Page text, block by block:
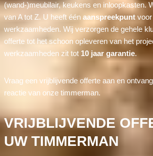
(wand-)meubilair, keukens en inloopkasten.
van A tot Z. U heeft één aanspreekpuntvoor
werkzaamheden. Wij verzorgen de gehele
offerte tot het schoon opleveren van het
werkzaamheden zit tot 10 jaar garantie.
Vraag een vrijblijvende offerte aan en ontvang
reactie van onze timmerman.
VRIJBLIJVENDE
UW TIMMERMAN